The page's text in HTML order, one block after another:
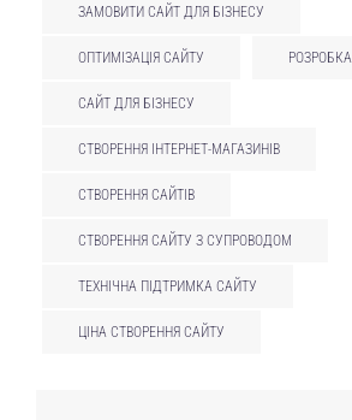
ЗАМОВИТИ САЙТ ДЛЯ БІЗНЕСУ
ОПТИМІЗАЦІЯ САЙТУ
САЙТ ДЛЯ БІЗНЕСУ
СТВОРЕННЯ ІНТЕРНЕТ-МАГАЗИНІВ
СТВОРЕННЯ САЙТІВ
СТВОРЕННЯ САЙТУ З СУПРОВОДОМ
ТЕХНІЧНА ПІДТРИМКА САЙТУ
ЦІНА СТВОРЕННЯ САЙТУ